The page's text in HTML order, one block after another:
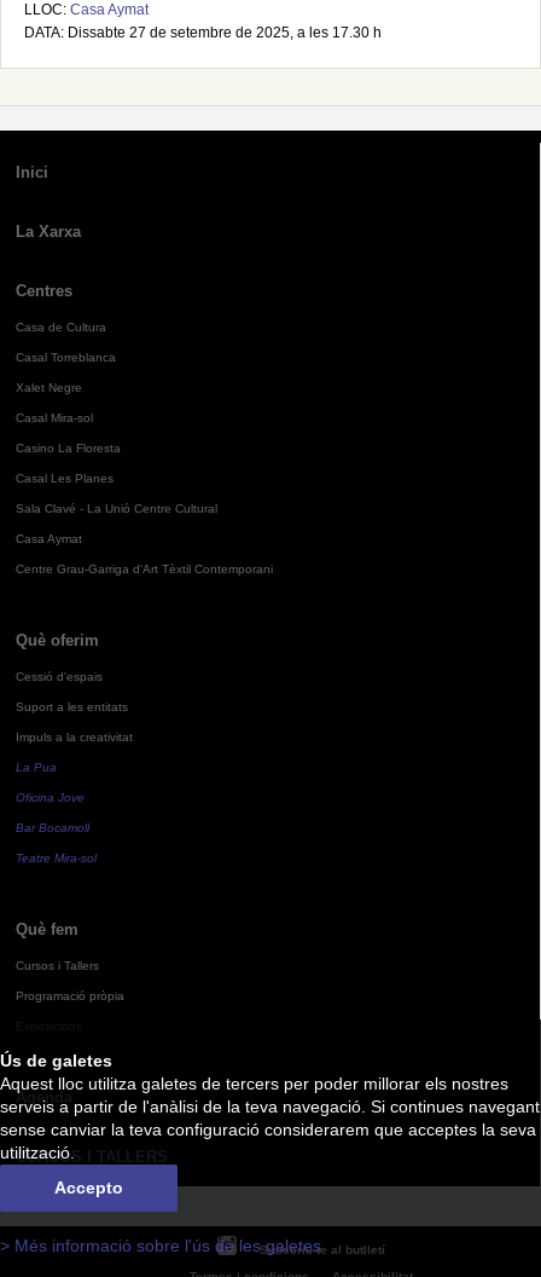
Ús de galetes
Aquest lloc utilitza galetes de tercers per poder millorar els nostres
serveis a partir de l'anàlisi de la teva navegació. Si continues navegant
sense canviar la teva configuració considerarem que acceptes la seva
utilització.
Accepto
> Més informació sobre l'ús de les galetes
LLOC: Casa Aymat
DATA: Dissabte 27 de setembre de 2025, a les 17.30 h
Inici
La Xarxa
Centres
Casa de Cultura
Casal Torreblanca
Xalet Negre
Casal Mira-sol
Casino La Floresta
Casal Les Planes
Sala Clavé - La Unió Centre Cultural
Casa Aymat
Centre Grau-Garriga d'Art Tèxtil Contemporani
Què oferim
Cessió d'espais
Suport a les entitats
Impuls a la creativitat
La Pua
Oficina Jove
Bar Bocamoll
Teatre Mira-sol
Què fem
Cursos i Tallers
Programació pròpia
Agenda
CURSOS I TALLERS
Subscriu-te al butlletí